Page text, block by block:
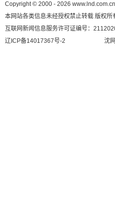
Copyright © 2000 - 2026
本网站各类信息未经授权禁止转载 版权
互联网新闻信息服务许可证编号：
辽ICP备14017367号-2
沈